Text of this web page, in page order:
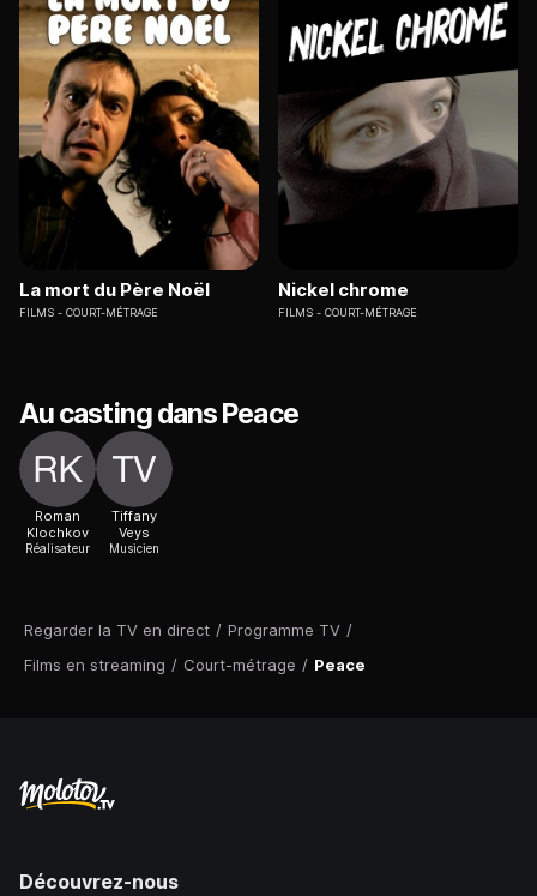
Regarder la TV en direct / Programme TV /
Films en streaming / Court-métrage / Peace
La mort du Père Noël
FILMS COURT-MÉTRAGE
Nickel chrome
FILMS COURT-MÉTRAGE
Au casting dans Peace
Roman
Klochkov
Réalisateur
Tiffany
Veys
Musicien
Découvrez-nous